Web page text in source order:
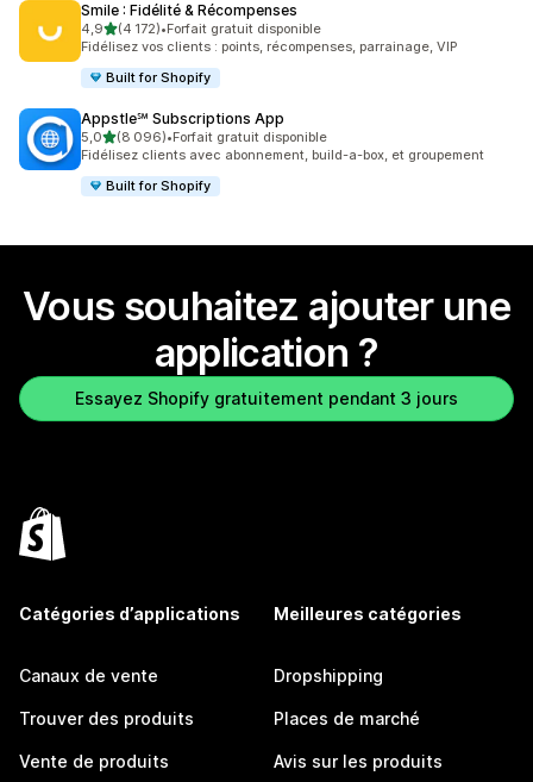
Smile : Fidélité & Récompenses
4,9étoile(s) sur 5
(4 172)
4172 avis au total
•Forfait gratuit disponible
Fidélisez vos clients : points, récompenses, parrainage, VIP
Built for Shopify
Appstle℠ Subscriptions App
5,0étoile(s) sur 5
(8 096)
8096 avis au total
•Forfait gratuit disponible
Fidélisez clients avec abonnement, build-a-box, et groupement
Built for Shopify
Vous souhaitez ajouter une
application ?
Essayez Shopify gratuitement pendant 3 jours
Catégories d’applications
Canaux de vente
Trouver des produits
Vente de produits
Meilleures catégories
Dropshipping
Places de marché
Avis sur les produits